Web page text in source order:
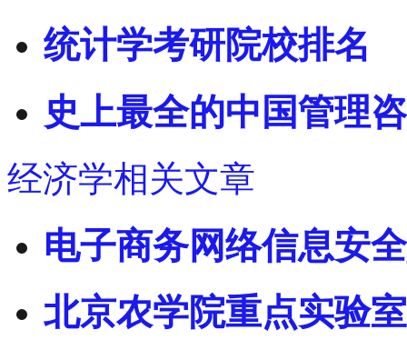
统计学考研院校排名
史上最全的中国管理
经济学相关文章
电子商务网络信息安
北京农学院重点实验室